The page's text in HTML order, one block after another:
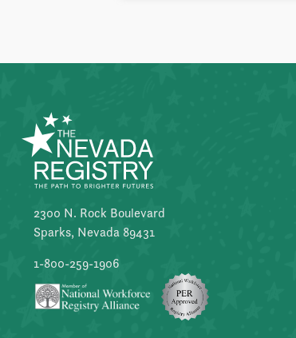
2300 N. Rock Boulevard
Sparks, Nevada 89431
1-800-259-1906